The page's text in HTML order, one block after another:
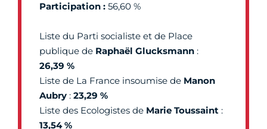
Participation : 56,60 %
Liste du Parti socialiste et de Place
publique de Raphaël Glucksmann :
26,39 %
Liste de La France insoumise de Manon
Aubry : 23,29 %
Liste des Ecologistes de Marie Toussaint :
13,54 %